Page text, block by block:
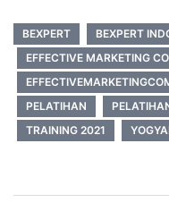
BEXPERT
BEXPERT
EFFECTIVE MARKETING
PELATIHAN
TRAINING 2021